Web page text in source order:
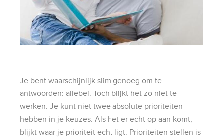
Je bent waarschijnlijk slim genoeg om te
antwoorden: allebei. Toch blijkt het zo niet te
werken. Je kunt niet twee absolute prioriteiten
hebben in je keuzes. Als het er echt op aan komt,
blijkt waar je prioriteit echt ligt. Prioriteiten stellen is